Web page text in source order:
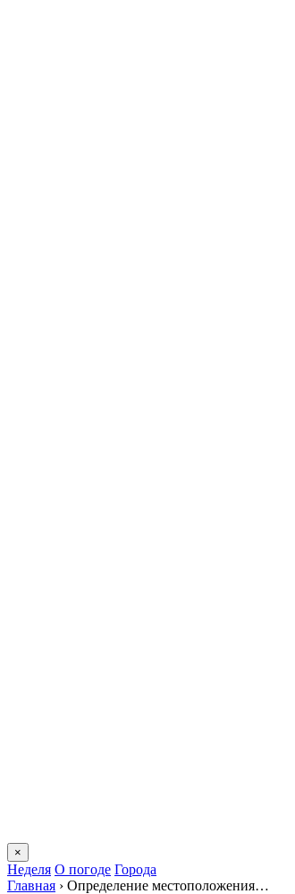
×
Неделя О погоде Города
Главная › Определение местоположения…